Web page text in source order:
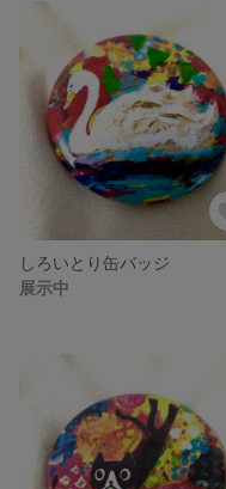
しろいとり缶バッジ
展示中